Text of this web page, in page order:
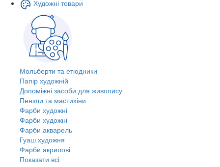
Художні товари
Мольберти та етюдники
Папір художній
Допоміжні засоби для живопису
Пензли та мастихіни
Фарби художні
Фарби художні
Фарби акварель
Гуаш художня
Фарби акрилові
Показати всі